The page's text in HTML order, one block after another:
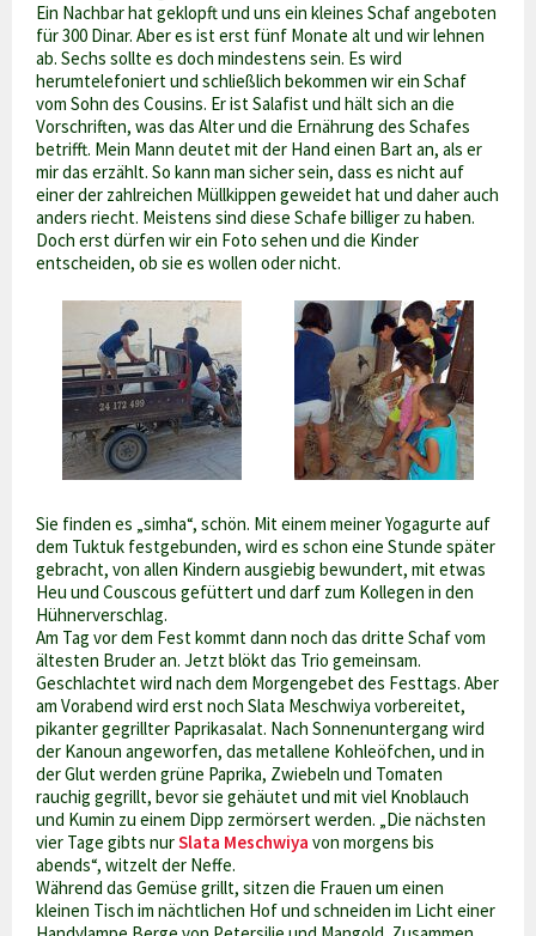
Ein Nachbar hat geklopft und uns ein kleines Schaf angeboten
für 300 Dinar. Aber es ist erst fünf Monate alt und wir lehnen
ab. Sechs sollte es doch mindestens sein. Es wird
herumtelefoniert und schließlich bekommen wir ein Schaf
vom Sohn des Cousins. Er ist Salafist und hält sich an die
Vorschriften, was das Alter und die Ernährung des Schafes
betrifft. Mein Mann deutet mit der Hand einen Bart an, als er
mir das erzählt. So kann man sicher sein, dass es nicht auf
einer der zahlreichen Müllkippen geweidet hat und daher auch
anders riecht. Meistens sind diese Schafe billiger zu haben.
Doch erst dürfen wir ein Foto sehen und die Kinder
entscheiden, ob sie es wollen oder nicht.
Sie finden es „simha“, schön. Mit einem meiner Yogagurte auf
dem Tuktuk festgebunden, wird es schon eine Stunde später
gebracht, von allen Kindern ausgiebig bewundert, mit etwas
Heu und Couscous gefüttert und darf zum Kollegen in den
Hühnerverschlag.
Am Tag vor dem Fest kommt dann noch das dritte Schaf vom
ältesten Bruder an. Jetzt blökt das Trio gemeinsam.
Geschlachtet wird nach dem Morgengebet des Festtags. Aber
am Vorabend wird erst noch Slata Meschwiya vorbereitet,
pikanter gegrillter Paprikasalat. Nach Sonnenuntergang wird
der Kanoun angeworfen, das metallene Kohleöfchen, und in
der Glut werden grüne Paprika, Zwiebeln und Tomaten
rauchig gegrillt, bevor sie gehäutet und mit viel Knoblauch
und Kumin zu einem Dipp zermörsert werden. „Die nächsten
vier Tage gibts nurSlata Meschwiya von morgens bis
abends“, witzelt der Neffe.
Während das Gemüse grillt, sitzen die Frauen um einen
kleinen Tisch im nächtlichen Hof und schneiden im Licht einer